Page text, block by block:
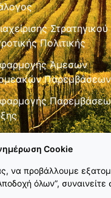
Στρατηγικού
Πολιτικής
Άμεσων
Παρεμβάσεων
Cookie
να προβάλλουμε
όλων”,